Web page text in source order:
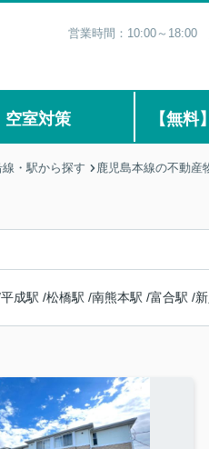
営業時間：10:00～18:00
空室対策 【無
線・駅から探す 鹿児島本線の不動産
平成駅 /松橋駅 /南熊本駅 /富合駅 /